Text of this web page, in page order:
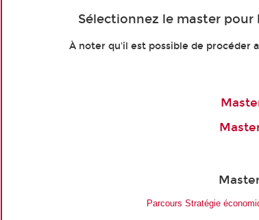
Sélectionnez le master
À noter qu'il est possible de procéder
Parcours Stratégie